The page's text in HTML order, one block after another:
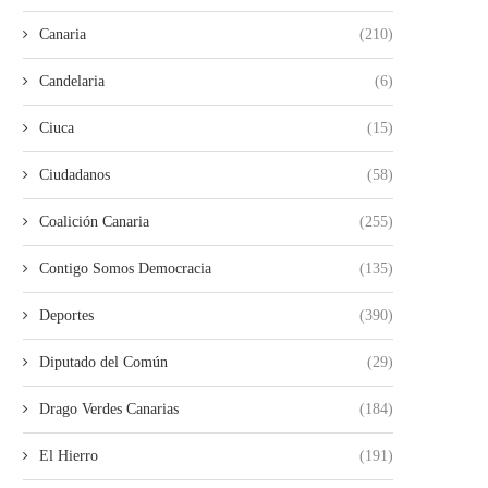
Canaria (210)
Candelaria (6)
Ciuca (15)
Ciudadanos (58)
Coalición Canaria (255)
Contigo Somos Democracia (135)
Deportes (390)
Diputado del Común (29)
Drago Verdes Canarias (184)
El Hierro (191)